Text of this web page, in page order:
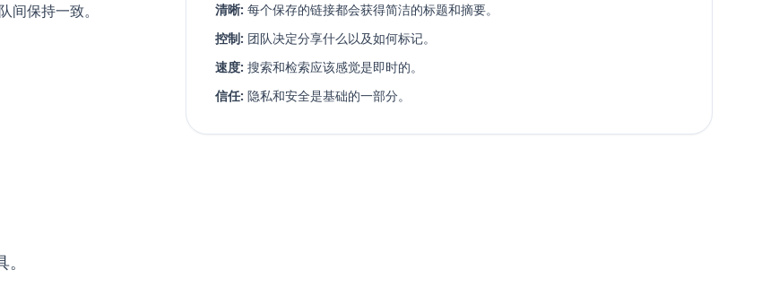
保持一致。
清晰: 每个保存的链接都会获得简洁的标题和摘要。
控制: 团队决定分享什么以及如何标记。
速度: 搜索和检索应该感觉是即时的。
信任: 隐私和安全是基础的一部分。